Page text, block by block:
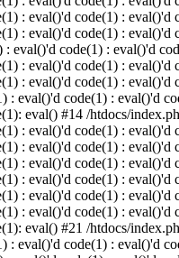
: eval()'d code(1) :
: eval()'d code(1) :
eval()'d code(1) : eval()'d
: eval()'d code(1) :
: eval()'d code(1) :
eval()'d code(1) : eval()'d
eval() #14 /htdocs/
: eval()'d code(1) :
: eval()'d code(1) :
: eval()'d code(1) :
: eval()'d code(1) :
: eval()'d code(1) :
: eval()'d code(1) :
eval() #21 /htdocs/
eval()'d code(1) : eval()'d